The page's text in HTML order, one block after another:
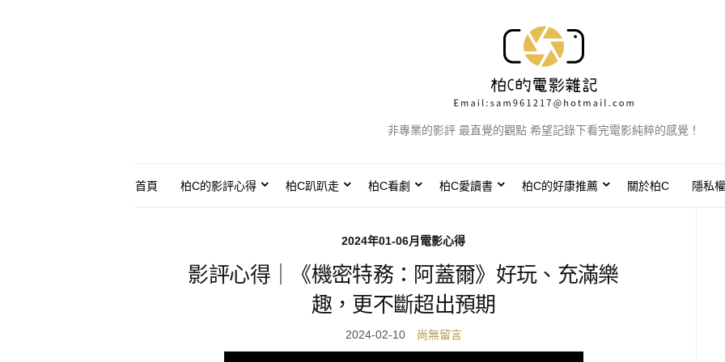
非專業的影評 最直覺的觀點 希望記錄下看完電影純粹的感覺！
首頁 柏C的影評心得 柏C趴趴走 柏C看劇 柏C愛讀書 柏C的好康推薦 關於柏C 隱私
2024年01-06月電影心得
影評心得｜《機密特務：阿蓋爾》好玩、充滿樂
趣，更不斷超出預期
2024-02-10 尚無留言